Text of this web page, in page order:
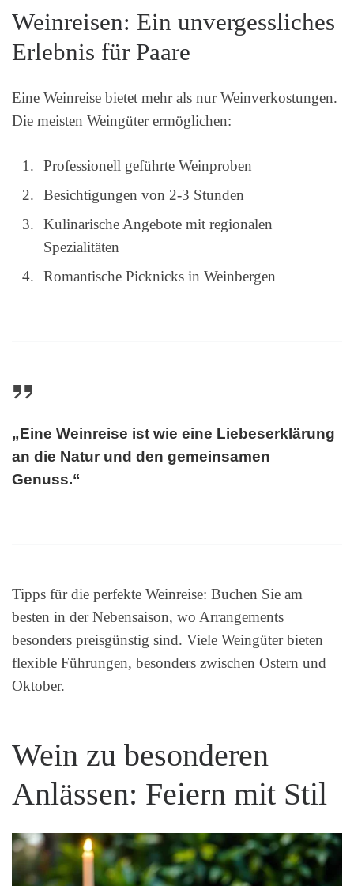
Weinreisen: Ein unvergessliches
Erlebnis für Paare
Eine Weinreise bietet mehr als nur Weinverkostungen.
Die meisten Weingüter ermöglichen:
Professionell geführte Weinproben
Besichtigungen von 2-3 Stunden
Kulinarische Angebote mit regionalen
Spezialitäten
Romantische Picknicks in Weinbergen
„Eine Weinreise ist wie eine Liebeserklärung
an die Natur und den gemeinsamen
Genuss.“
Tipps für die perfekte Weinreise: Buchen Sie am
besten in der Nebensaison, wo Arrangements
besonders preisgünstig sind. Viele Weingüter bieten
flexible Führungen, besonders zwischen Ostern und
Oktober.
Wein zu besonderen
Anlässen: Feiern mit Stil